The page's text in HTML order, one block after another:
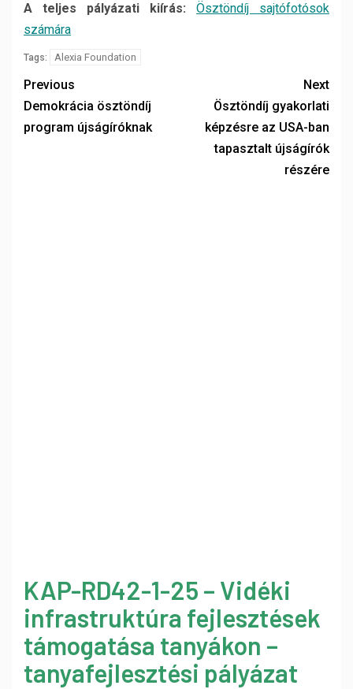
A teljes pályázati kiírás: Ösztöndíj sajtófotósok
számára
Tags: Alexia Foundation
Previous
Demokrácia ösztöndíj
program újságíróknak
Next
Ösztöndíj gyakorlati
képzésre az USA-ban
tapasztalt újságírók
részére
KAP-RD42-1-25 – Vidéki
infrastruktúra fejlesztések
támogatása tanyákon –
tanyafejlesztési pályázat